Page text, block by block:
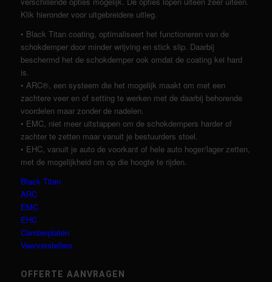
Klik hieronder voor uitgebreidere uitleg.
• Black Titan coating, optimaliseert het functioneren van de
schokdemper door minder wrijving en stick slip. Daarbij
beschermd het de schokdemper ook omdat de coating kei hard
is.
• ARC®, een systeem die het mogelijk maakt om met een
zachtere veer en of setting te werken met de daarbij behorende
voordelen maar zonder de nadelen.
• EMC, niet meer uitstappen om de schokdempers harder of
zachter te zetten maar vanuit je bestuurders stoel.
• EHC, vanuit je auto de voorkant of hele auto hoger/lager zetten,
met de mogelijkheid om op die hoogte te rijden.
Black Titan
ARC
EMC
EHC
Camberplaten
Veerverstellers
OFFERTE AANVRAGEN